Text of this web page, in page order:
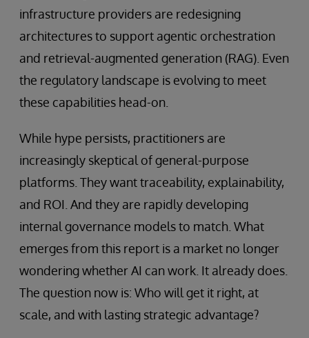
infrastructure providers are redesigning
architectures to support agentic orchestration
and retrieval-augmented generation (RAG). Even
the regulatory landscape is evolving to meet
these capabilities head-on.
While hype persists, practitioners are
increasingly skeptical of general-purpose
platforms. They want traceability, explainability,
and ROI. And they are rapidly developing
internal governance models to match. What
emerges from this report is a market no longer
wondering whether AI can work. It already does.
The question now is: Who will get it right, at
scale, and with lasting strategic advantage?